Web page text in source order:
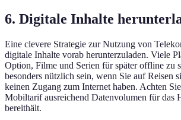
6. Digitale Inhalte
Eine clevere Strategie zur Nutzung von
digitale Inhalte vorab herunterzuladen. Viele
Option, Filme und Serien für später offline zu
besonders nützlich sein, wenn Sie auf Reisen
keinen Zugang zum Internet haben. Achten
Mobiltarif ausreichend Datenvolumen für das
bereithält.